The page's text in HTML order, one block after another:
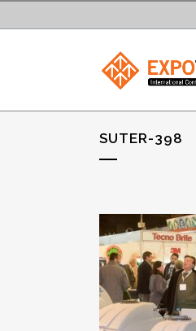
SUTER-398